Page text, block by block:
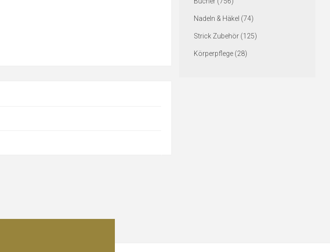
Nadeln & Häkel (74)
Strick Zubehör (125)
Körperpflege (28)